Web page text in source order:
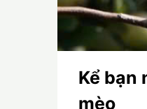
Kể bạn
mèo